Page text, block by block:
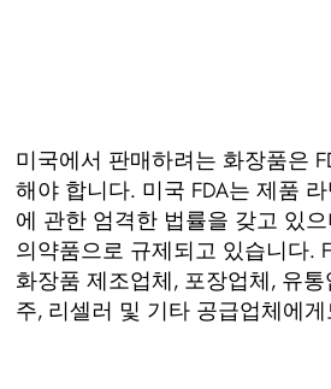
미국에서 판매하려는 화장품은
해야 합니다. 미국 FDA는 제품
에 관한 엄격한 법률을 갖고 있
의약품으로 규제되고 있습니다.
화장품 제조업체, 포장업체, 유
주, 리셀러 및 기타 공급업체에